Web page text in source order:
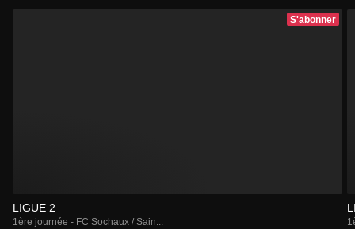
S'abonner
LIGUE 2
1ère journée - FC Sochaux / Sain...